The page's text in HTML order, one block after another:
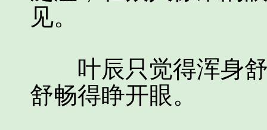
见。
叶辰只觉得浑身舒
舒畅得睁开眼。